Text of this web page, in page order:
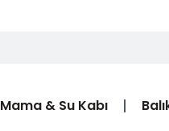
Mama & Su Kabı